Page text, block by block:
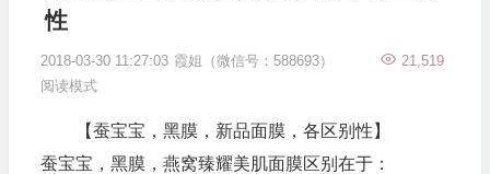
性
2018-03-30 11:27:03 霞姐（微信号：588693）
21,519
阅读模式
【蚕宝宝，黑膜，新品面膜，各区别性】
蚕宝宝，黑膜，燕窝臻耀美肌面膜区别在于：